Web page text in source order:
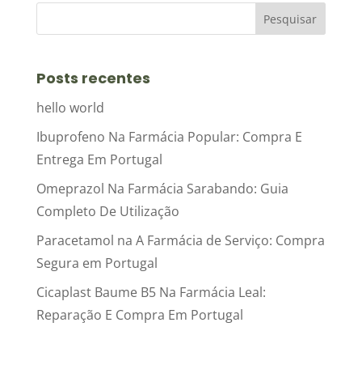
Posts recentes
hello world
Ibuprofeno Na Farmácia Popular: Compra E
Entrega Em Portugal
Omeprazol Na Farmácia Sarabando: Guia
Completo De Utilização
Paracetamol na A Farmácia de Serviço: Compra
Segura em Portugal
Cicaplast Baume B5 Na Farmácia Leal:
Reparação E Compra Em Portugal